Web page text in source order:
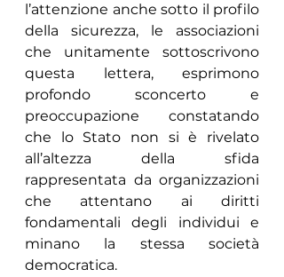
l’attenzione anche sotto il profilo
della sicurezza, le associazioni
che unitamente sottoscrivono
questa lettera, esprimono
profondo sconcerto e
preoccupazione constatando
che lo Stato non si è rivelato
all’altezza della sfida
rappresentata da organizzazioni
che attentano ai diritti
fondamentali degli individui e
minano la stessa società
democratica.